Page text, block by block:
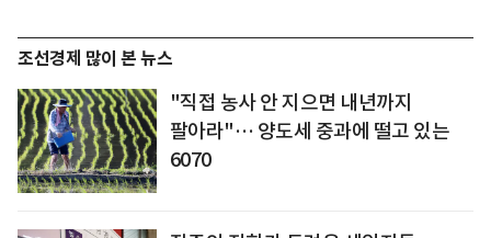
조선경제 많이 본 뉴스
"직접 농사 안 지으면 내년까지
팔아라"… 양도세 중과에 떨고 있는
6070